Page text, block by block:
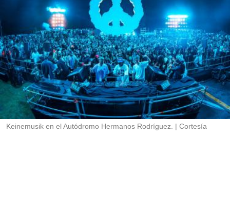
d
e
c
o
m
p
a
r
t
i
r
Keinemusik en el Autódromo Hermanos Rodríguez. Cortesía